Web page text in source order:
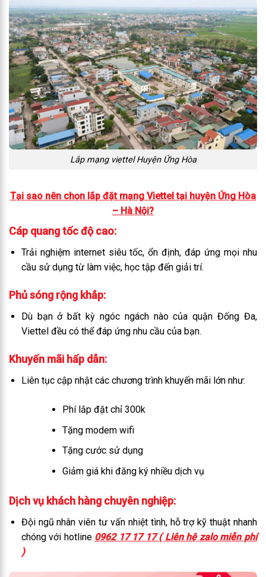
Lắp mạng viettel Huyện Ứng Hòa
Tại sao nên chọn lắp đặt mạng Viettel tại huyện Ứng Hòa
– Hà Nội?
Cáp quang tốc độ cao:
Trải nghiệm internet siêu tốc, ổn định, đáp ứng mọi nhu
cầu sử dụng từ làm việc, học tập đến giải trí.
Phủ sóng rộng khắp:
Dù bạn ở bất kỳ ngóc ngách nào của quận Đống Đa,
Viettel đều có thể đáp ứng nhu cầu của bạn.
Khuyến mãi hấp dẫn:
Liên tục cập nhật các chương trình khuyến mãi lớn như:
Phí lắp đặt chỉ 300k
Tặng modem wifi
Tặng cước sử dụng
Giảm giá khi đăng ký nhiều dịch vụ
Dịch vụ khách hàng chuyên nghiệp:
Đội ngũ nhân viên tư vấn nhiệt tình, hỗ trợ kỹ thuật nhanh
chóng với hotline 0962 17 17 17 ( Liên hệ zalo miễn phí
)